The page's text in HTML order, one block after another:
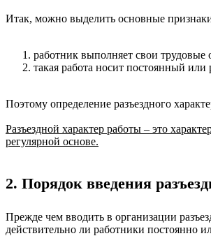
Итак, можно выделить основные признаки
работник выполняет свои трудовые
такая работа носит постоянный
Поэтому определение разъездного
Разъездной характер работы – это
регулярной основе.
2. Порядок введения
Прежде чем вводить в организации
действительно ли работники постоянно